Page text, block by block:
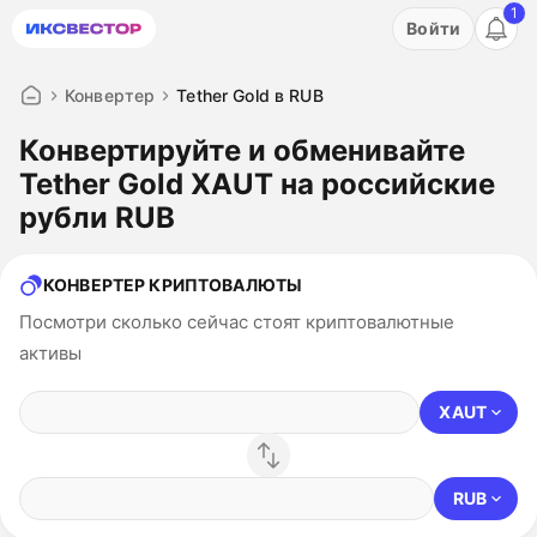
Акция: бесплатный пробный период на 3 дня!
Войти
1
Конвертер Tether Gold в RUB
Конвертируйте и обменивайте
Tether Gold XAUT на российские
рубли RUB
КОНВЕРТЕР КРИПТОВАЛЮТЫ
Посмотри сколько сейчас стоят криптовалютные
активы
XAUT
RUB